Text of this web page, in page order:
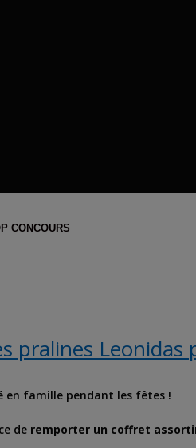
CONCOURS
pralines Leonidas
en famille pendant les fêtes !
de remporter un coffret